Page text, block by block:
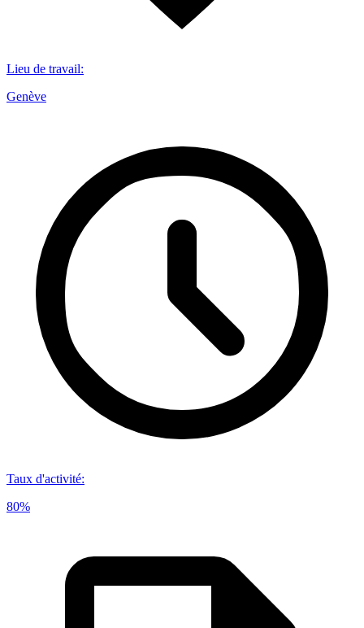
Lieu de travail:
Genève
Taux d'activité:
80%